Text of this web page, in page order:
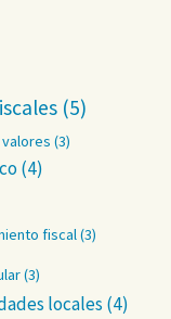
(5)
(3)
(4)
fiscal(3)
(3)
locales (4)